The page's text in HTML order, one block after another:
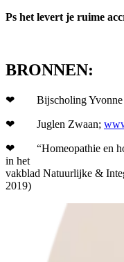
Ps het levert je ruime
BRONNEN:
❤ Bijscholing Yvonne
❤ Juglen Zwaan;
❤ “Homeopathie en
in het
vakblad Natuurlijke &
2019)